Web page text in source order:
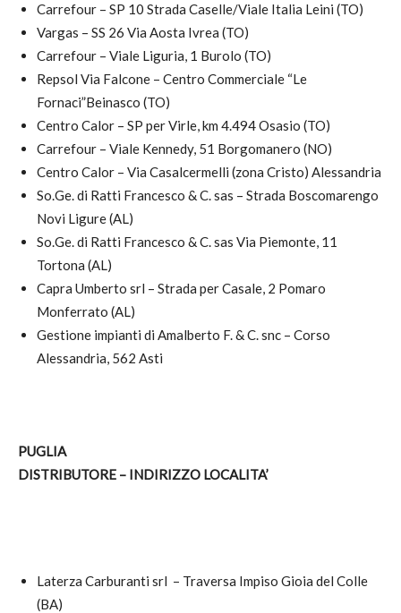
Carrefour – SP 10 Strada Caselle/Viale Italia Leini (TO)
Vargas – SS 26 Via Aosta Ivrea (TO)
Carrefour – Viale Liguria, 1 Burolo (TO)
Repsol Via Falcone – Centro Commerciale “Le
Fornaci”Beinasco (TO)
Centro Calor – SP per Virle, km 4.494 Osasio (TO)
Carrefour – Viale Kennedy, 51 Borgomanero (NO)
Centro Calor – Via Casalcermelli (zona Cristo) Alessandria
So.Ge. di Ratti Francesco & C. sas – Strada Boscomarengo
Novi Ligure (AL)
So.Ge. di Ratti Francesco & C. sas Via Piemonte, 11
Tortona (AL)
Capra Umberto srl – Strada per Casale, 2 Pomaro
Monferrato (AL)
Gestione impianti di Amalberto F. & C. snc – Corso
Alessandria, 562 Asti
PUGLIA
DISTRIBUTORE – INDIRIZZO LOCALITA’
Laterza Carburanti srl – Traversa Impiso Gioia del Colle
(BA)